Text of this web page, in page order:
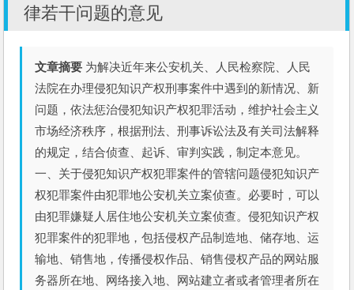
律若干问题的意见
文章摘要 为解决近年来公安机关、人民检察院、人民
法院在办理侵犯知识产权刑事案件中遇到的新情况、新
问题，依法惩治侵犯知识产权犯罪活动，维护社会主义
市场经济秩序，根据刑法、刑事诉讼法及有关司法解释
的规定，结合侦查、起诉、审判实践，制定本意见。
一、关于侵犯知识产权犯罪案件的管辖问题侵犯知识产
权犯罪案件由犯罪地公安机关立案侦查。必要时，可以
由犯罪嫌疑人居住地公安机关立案侦查。侵犯知识产权
犯罪案件的犯罪地，包括侵权产品制造地、储存地、运
输地、销售地，传播侵权作品、销售侵权产品的网站服
务器所在地、网络接入地、网站建立者或者管理者所在